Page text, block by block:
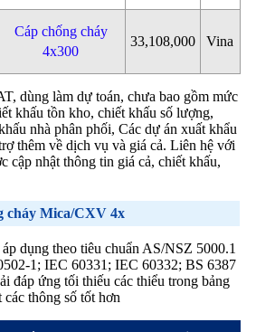
Cáp chống cháy
4x300
33,108,000 Vina
dùng làm dự toán, chưa bao gồm mức
khấu tồn kho, chiết khấu số lượng,
nhà phân phối, Các dự án xuất khẩu
thêm về dịch vụ và giá cả. Liên hệ với
cập nhật thông tin giá cả, chiết khấu,
cháy Mica/CXV 4x
dụng theo tiêu chuẩn AS/NSZ 5000.1
1; IEC 60331; IEC 60332; BS 6387
đáp ứng tối thiếu các thiểu trong bảng
thông số tốt hơn